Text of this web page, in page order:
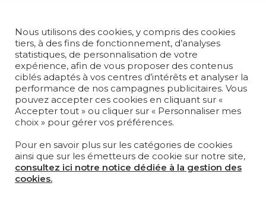
MOBILIER
PROJETS
SUR-MESURE
MAGAZINE
LA MAISON
OÙ NOUS TROUVER ?
Nous utilisons des cookies, y compris des cookies
tiers, à des fins de fonctionnement, d’analyses
statistiques, de personnalisation de votre
expérience, afin de vous proposer des contenus
ciblés adaptés à vos centres d’intérêts et analyser la
performance de nos campagnes publicitaires. Vous
pouvez accepter ces cookies en cliquant sur «
Accepter tout » ou cliquer sur « Personnaliser mes
choix » pour gérer vos préférences.
Pour en savoir plus sur les catégories de cookies
ainsi que sur les émetteurs de cookie sur notre site,
consultez ici notre notice dédiée à la gestion des
cookies.